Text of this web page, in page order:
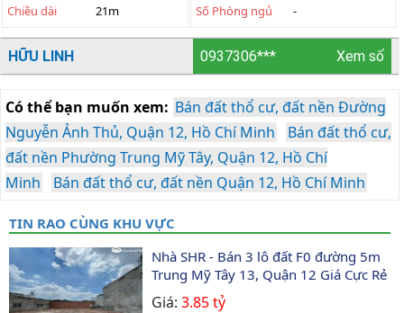
Chiều dài 21m Số Phòng ngủ -
HỮU LINH 0937306*** Xem số
Có thể bạn muốn xem: Bán đất thổ cư, đất nền Đường
Nguyễn Ảnh Thủ, Quận 12, Hồ Chí Minh
Bán đất thổ cư,
đất nền Phường Trung Mỹ Tây, Quận 12, Hồ Chí
Minh
Bán đất thổ cư, đất nền Quận 12, Hồ Chí Minh
TIN RAO CÙNG KHU VỰC
Nhà SHR - Bán 3 lô đất F0 đường 5m
Trung Mỹ Tây 13, Quận 12 Giá Cực Rẻ
Giá:3.85 tỷ